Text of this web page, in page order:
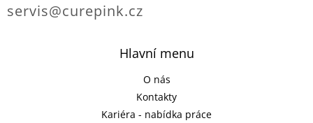
Hlavní menu
O nás
Kontakty
Kariéra - nabídka práce
servis@curepink.cz